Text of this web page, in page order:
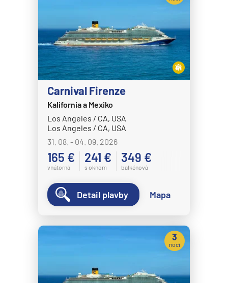
Carnival Firenze
Kalifornia a Mexiko
Los Angeles / CA, USA
Los Angeles / CA, USA
31. 08. - 04. 09. 2026
165 €
vnútorná
241 €
s oknom
349 €
balkónová
Detail plavby Mapa
3
noci